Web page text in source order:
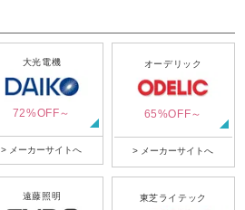
大光電機
72%OFF～
> メーカーサイトへ
オーデリック
65%OFF～
> メーカーサイトへ
遠藤照明 東芝ライテック